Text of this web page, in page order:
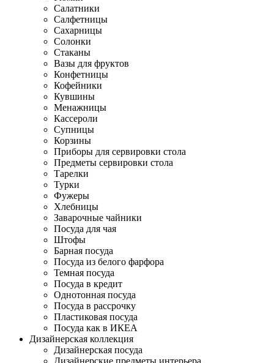
Салатники
Салфетницы
Сахарницы
Солонки
Стаканы
Вазы для фруктов
Конфетницы
Кофейники
Кувшины
Менажницы
Кассероли
Супницы
Корзины
Приборы для сервировки стола
Предметы сервировки стола
Тарелки
Турки
Фужеры
Хлебницы
Заварочные чайники
Посуда для чая
Штофы
Барная посуда
Посуда из белого фарфора
Темная посуда
Посуда в кредит
Однотонная посуда
Посуда в рассрочку
Пластиковая посуда
Посуда как в ИКЕА
Дизайнерская коллекция
Дизайнерская посуда
Дизайнерские предметы интерьера